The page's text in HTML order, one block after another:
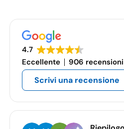
4.7
Eccellente
906 recensioni
Scrivi una recensione